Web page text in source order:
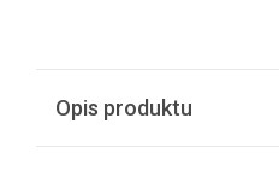
Opis produktu